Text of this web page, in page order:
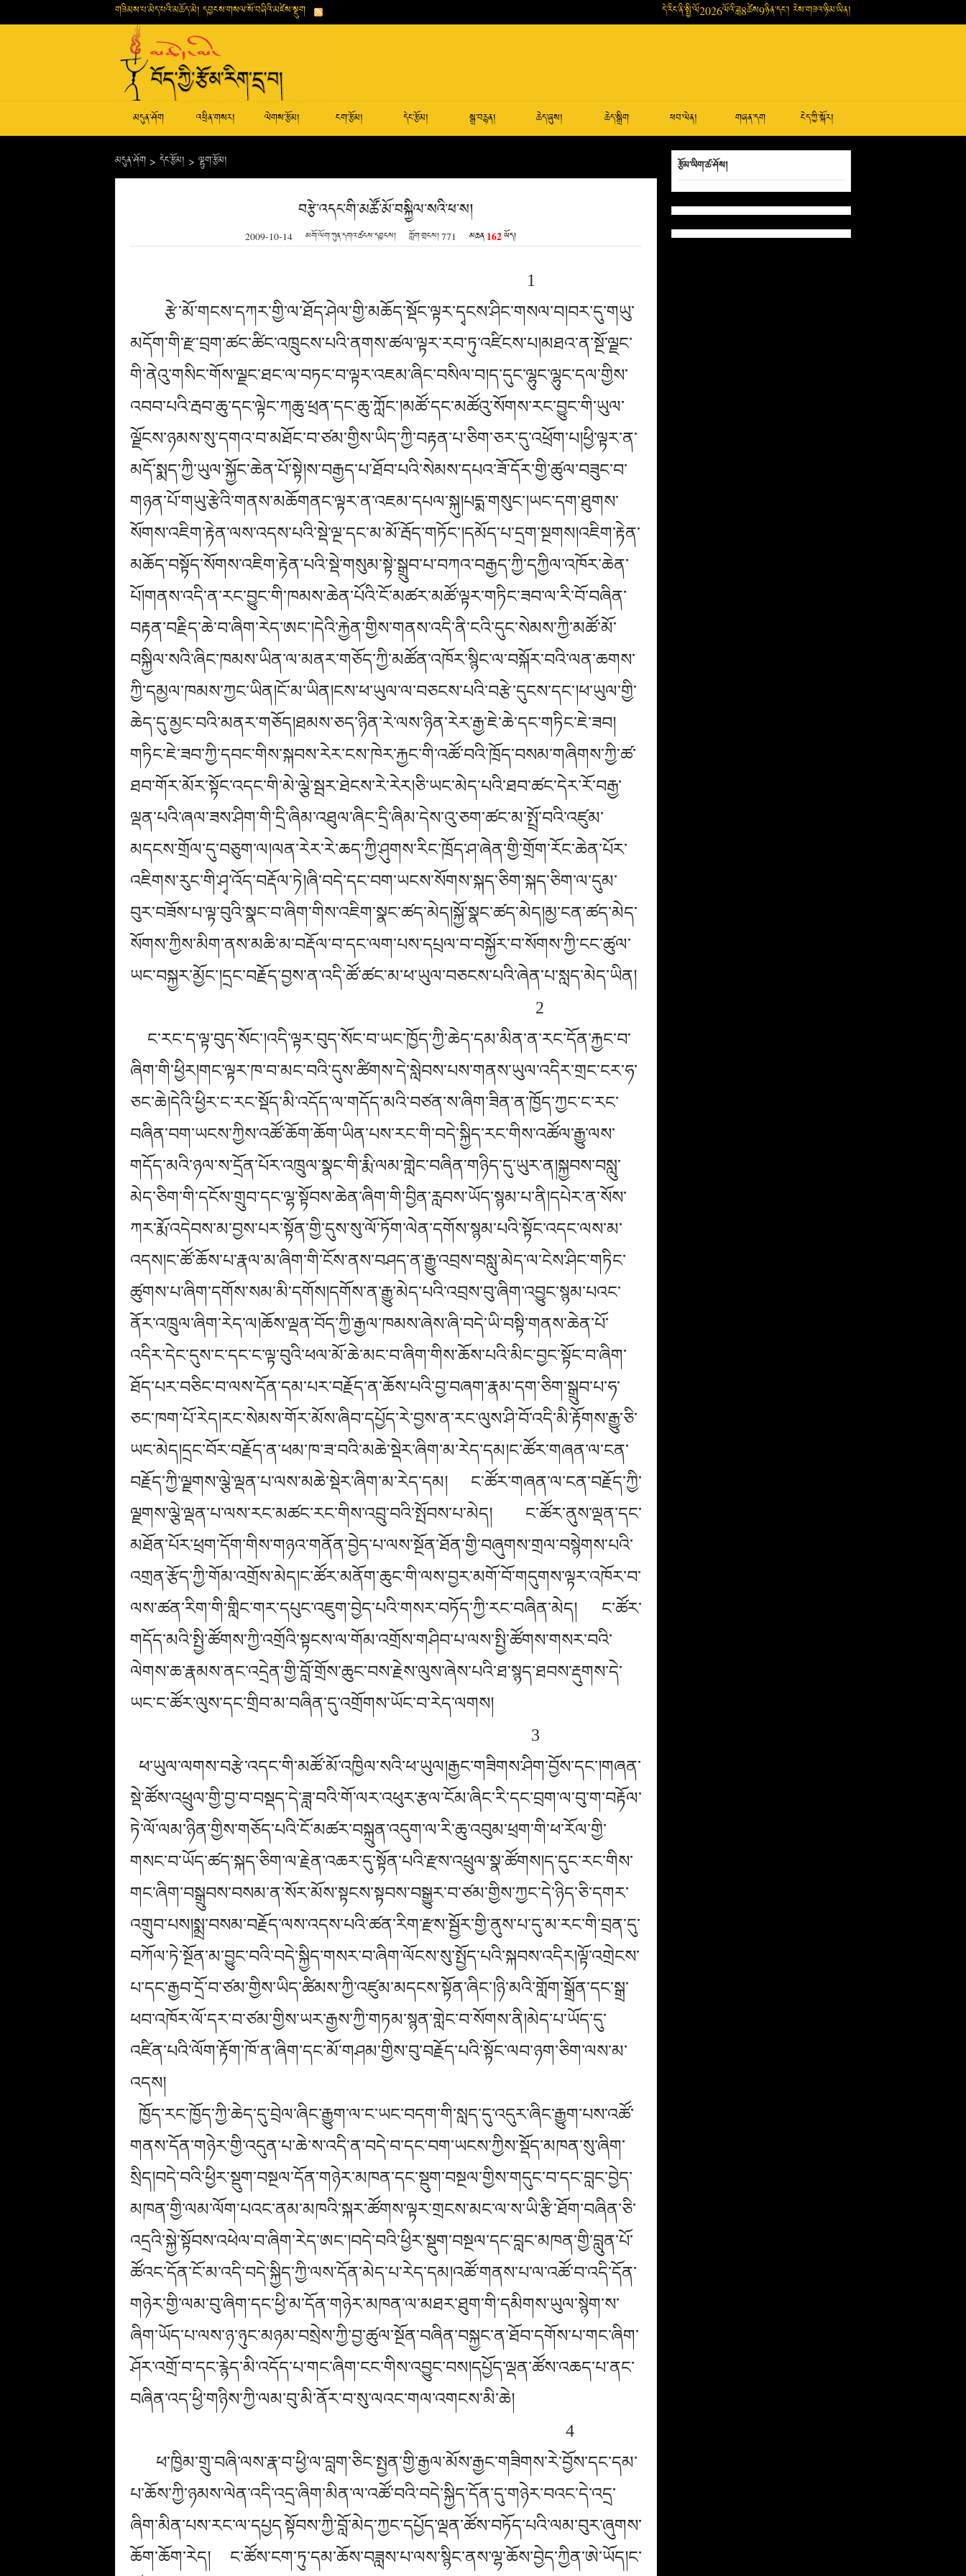
གཟིམས་པ་མེད་པའི་མཆོད་མེ། དབྱངས་གསལ་སོ་བཞིའི་མཛེས་སྡུག དེ་རིང་ནི་སྤྱི་ལོ2026ལོའི་ཟླ8ཚེས9ཉིན་དང་། རེས་གཟའ་ཉི་མ་ཡིན།
མདུན་ཤོག འཕྲིན་གསར། ལེགས་རྩོམ། ངག་རྩོམ། དེང་རྩོམ། སྒྲ་བརྙན། ཆེད་ཞུས། ཆེད་སྒྲིག ཕབ་ལེན། གཞན་དག ངེད་ཀྱི་སྐོར།
མདུན་ཤོག > དེང་རྩོམ། > ལྷུག་རྩོམ།
བརྩེ་འདང་གི་མཚོ་མོ་བསྐྱིལ་སའི་ཕ་ས།
2009-10-14 མགོ་ལོག་ཀུན་དགའ་ཚངས་དབྱངས། ཀློག་གྲངས།771 མཆན 162ཡོད།
1
རྩེ་མོ་གངས་དཀར་གྱི་ལ་ཐོད་ཤེལ་གྱི་མཆོད་སྡོང་ལྟར་དྭངས་ཤིང་གསལ་བ།བར་དུ་གཡུ་
མདོག་གི་རྫ་བྲག་ཚང་ཚིང་འཁྲུངས་པའི་ནགས་ཚལ་ལྟར་རབ་ཏུ་འཛིངས་པ།མཐའ་ན་སྔོ་ལྗང་
གི་ནེའུ་གསིང་གོས་ལྗང་ཐང་ལ་བཏང་བ་ལྟར་འཇམ་ཞིང་བསིལ་བ།ད་དུང་ལྷུང་ལྷུང་དལ་གྱིས་
འབབ་པའི་རྦབ་ཆུ་དང་ལྟེང་ཀཆུ་ཕྲན་དང་ཆུ་ཀློང་།མཚོ་དང་མཚོའུ་སོགས་རང་བྱུང་གི་ཡུལ་
ལྗོངས་ཉམས་སུ་དགའ་བ་མཐོང་བ་ཙམ་གྱིས་ཡིད་ཀྱི་བརྟན་པ་ཅིག་ཅར་དུ་འཕྲོག་པ།ཕྱི་ལྟར་ན་
མདོ་སྨད་ཀྱི་ཡུལ་སྐྱོང་ཆེན་པོ་སྟེ།ས་བརྒྱད་པ་ཐོབ་པའི་སེམས་དཔའ་ཟོ་དོར་གྱི་ཚུལ་བཟུང་བ་
གཉན་པོ་གཡུ་རྩེའི་གནས་མཆོགནང་ལྟར་ན་འཇམ་དཔལ་སྐུ།པདྨ་གསུང་།ཡང་དག་ཐུགས་
སོགས་འཇིག་རྟེན་ལས་འདས་པའི་སྡེ་ལྔ་དང་མ་མོ་རྦོད་གཏོང་།དམོད་པ་དྲག་སྔགས།འཇིག་རྟེན་
མཆོད་བསྟོད་སོགས་འཇིག་རྟེན་པའི་སྡེ་གསུམ་སྟེ་སྒྲུབ་པ་བཀའ་བརྒྱད་ཀྱི་དཀྱིལ་འཁོར་ཆེན་
པོ།གནས་འདི་ན་རང་བྱུང་གི་ཁམས་ཆེན་པོའི་ངོ་མཚར་མཚོ་ལྟར་གཏིང་ཟབ་ལ་རི་བོ་བཞིན་
བརྟན་བརྗིད་ཆེ་བ་ཞིག་རེད་ཨང་།དེའི་རྐྱེན་གྱིས་གནས་འདི་ནི་ངའི་དུང་སེམས་ཀྱི་མཚོ་མོ་
བསྐྱིལ་སའི་ཞིང་ཁམས་ཡིན་ལ་མནར་གཅོད་ཀྱི་མཚོན་འཁོར་སྙིང་ལ་བསྐོར་བའི་ལན་ཆགས་
ཀྱི་དམྱལ་ཁམས་ཀྱང་ཡིན།ངོ་མ་ཡིན།ངས་ཕ་ཡུལ་ལ་བཅངས་པའི་བརྩེ་དུངས་དང་།ཕ་ཡུལ་གྱི་
ཆེད་དུ་མྱང་བའི་མནར་གཅོད།ཐམས་ཅད་ཉིན་རེ་ལས་ཉིན་རེར་རྒྱ་ཇེ་ཆེ་དང་གཏིང་ཇེ་ཟབ།
གཏིང་ཇེ་ཟབ་ཀྱི་དབང་གིས་སྐབས་རེར་ངས་ཁེར་རྐྱང་གི་འཚོ་བའི་ཁྲོད་བསམ་གཞིགས་ཀྱི་ཚ་
ཐབ་གོར་མོར་སྟོང་འདང་གི་མེ་ལྕེ་སྦར་ཐེངས་རེ་རེར།ཅི་ཡང་མེད་པའི་ཐབ་ཚང་དེར་རོ་བརྒྱ་
ལྡན་པའི་ཞལ་ཟས་ཤིག་གི་དྲི་ཞིམ་འཐུལ་ཞིང་དྲི་ཞིམ་དེས་འུ་ཅག་ཚང་མ་སྤྲོ་བའི་འཛུམ་
མདངས་གྲོལ་དུ་བཅུག་ལ།ལན་རེར་རེ་ཆད་ཀྱི་ཤུགས་རིང་ཁྲོད་ཤ་ཞེན་གྱི་གྲོག་རོང་ཆེན་པོར་
འཇིགས་རུང་གི་ཤྭ་འོད་བརྡོལ་ཏེ།ཞི་བདེ་དང་བག་ཡངས་སོགས་སྐད་ཅིག་སྐད་ཅིག་ལ་དུམ་
བུར་བཟོས་པ་ལྟ་བུའི་སྣང་བ་ཞིག་གིས་འཇིག་སྣང་ཚད་མེད།སྐྱོ་སྣང་ཚད་མེད།མྱ་ངན་ཚད་མེད་
སོགས་ཀྱིས་མིག་ནས་མཆི་མ་བརྡོལ་བ་དང་ལག་པས་དཔྲལ་བ་བསྐྱོར་བ་སོགས་ཀྱི་ངང་ཚུལ་
ཡང་བསྐྱར་མྱོང་།དྲང་བརྗོད་བྱས་ན་འདི་ཚོ་ཚང་མ་ཕ་ཡུལ་བཅངས་པའི་ཞེན་པ་སླད་མེད་ཡིན།
2
ང་རང་ད་ལྟ་བུད་སོང་།འདི་ལྟར་བུད་སོང་བ་ཡང་ཁྱོད་ཀྱི་ཆེད་དམ་མིན་ན་རང་དོན་རྐྱང་བ་
ཞིག་གི་ཕྱིར།གང་ལྟར་ཁ་བ་མང་བའི་དུས་ཚིགས་དེ་སླེབས་པས་གནས་ཡུལ་འདིར་གྲང་ངར་ཧ་
ཅང་ཆེ།དེའི་ཕྱིར་ང་རང་སྡོད་མི་འདོད་ལ་གདོད་མའི་བཙན་ས་ཞིག་ཟིན་ན་ཁྱོད་ཀྱང་ང་རང་
བཞིན་བག་ཡངས་ཀྱིས་འཚོ་ཆོག་ཆོག་ཡིན་པས་རང་གི་བདེ་སྐྱིད་རང་གིས་འཚོལ་རྒྱུ་ལས་
གདོད་མའི་ཉལ་ས་དྲོན་པོར་འཁྲུལ་སྣང་གི་རྨི་ལམ་གླེང་བཞིན་གཉིད་དུ་ཡུར་ན།སྐྱབས་བསླུ་
མེད་ཅིག་གི་དངོས་གྲུབ་དང་ལྷ་སྟོབས་ཆེན་ཞིག་གི་བྱིན་རླབས་ཡོད་སྙམ་པ་ནི།དཔེར་ན་སོས་
ཀར་རྨོ་འདེབས་མ་བྱས་པར་སྟོན་གྱི་དུས་སུ་ལོ་ཏོག་ལེན་དགོས་སྙམ་པའི་སྟོང་འདང་ལས་མ་
འདས།ང་ཚོ་ཆོས་པ་རྣལ་མ་ཞིག་གི་ངོས་ནས་བཤད་ན་རྒྱུ་འབྲས་བསླུ་མེད་ལ་ངེས་ཤིང་གཏིང་
ཚུགས་པ་ཞིག་དགོས་སམ་མི་དགོས།དགོས་ན་རྒྱུ་མེད་པའི་འབྲས་བུ་ཞིག་འབྱུང་སྙམ་པའང་
ནོར་འཁྲུལ་ཞིག་རེད་ལ།ཆོས་ལྡན་བོད་ཀྱི་རྒྱལ་ཁམས་ཞེས་ཞི་བདེ་ཡི་བསྟི་གནས་ཆེན་པོ་
འདིར་དེང་དུས་ང་དང་ང་ལྟ་བུའི་ཕལ་མོ་ཆེ་མང་བ་ཞིག་གིས་ཆོས་པའི་མིང་བྱང་སྟོང་བ་ཞིག་
ཐོད་པར་བཅིང་བ་ལས་དོན་དམ་པར་བརྗོད་ན་ཆོས་པའི་བྱ་བཞག་རྣམ་དག་ཅིག་སྒྲུབ་པ་ཧ་
ཅང་ཁག་པོ་རེད།རང་སེམས་གོར་མོས་ཞིབ་དཔྱོད་རེ་བྱས་ན་རང་ལུས་ཤི་བོ་འདི་མི་རྟོགས་རྒྱུ་ཅི་
ཡང་མེད།དྲང་བོར་བརྗོད་ན་ཕམ་ཁ་ཟ་བའི་མཆེ་སྡེར་ཞིག་མ་རེད་དམ།ང་ཚོར་གཞན་ལ་ངན་
བརྗོད་ཀྱི་ལྗགས་ལྕེ་ལྡན་པ་ལས་མཆེ་སྡེར་ཞིག་མ་རེད་དམ། ང་ཚོར་གཞན་ལ་ངན་བརྗོད་ཀྱི་
ལྗགས་ལྕེ་ལྡན་པ་ལས་རང་མཚང་རང་གིས་འབྲུ་བའི་སྤོབས་པ་མེད། ང་ཚོར་ནུས་ལྡན་དང་
མཐོན་པོར་ཕྲག་དོག་གིས་གཉའ་གནོན་བྱེད་པ་ལས་སྔོན་ཐོན་གྱི་བཞུགས་གྲལ་བསྙེགས་པའི་
འགྲན་རྩོད་ཀྱི་གོམ་འགྲོས་མེད།ང་ཚོར་མནོག་ཆུང་གི་ལས་བྱར་མགོ་བོ་གདུགས་ལྟར་འཁོར་བ་
ལས་ཚན་རིག་གི་གླིང་གར་དཔུང་འཇུག་བྱེད་པའི་གསར་བཏོད་ཀྱི་རང་བཞིན་མེད། ང་ཚོར་
གདོད་མའི་སྤྱི་ཚོགས་ཀྱི་འགྲོའི་སྟངས་ལ་གོམ་འགྲོས་གཤིབ་པ་ལས་སྤྱི་ཚོགས་གསར་བའི་
ལེགས་ཆ་རྣམས་ནང་འདྲེན་གྱི་བློ་གྲོས་ཆུང་བས་རྗེས་ལུས་ཞེས་པའི་ཐ་སྙད་ཐབས་རྡུགས་དེ་
ཡང་ང་ཚོར་ལུས་དང་གྲིབ་མ་བཞིན་དུ་འགྲོགས་ཡོང་བ་རེད་ལགས།
3
ཕ་ཡུལ་ལགས་བརྩེ་འདང་གི་མཚོ་མོ་འཁྱིལ་སའི་ཕ་ཡུལ།རྒྱང་གཟིགས་ཤིག་བྱོས་དང་།གཞན་
སྡེ་ཚོས་འཕྲུལ་གྱི་བྱ་བ་བསྡད་དེ་ཟླ་བའི་གོ་ལར་འཕུར་རྩལ་ངོམ་ཞིང་རི་དང་བྲག་ལ་བུ་ག་བརྟོལ་
ཏེ་ལོ་ལམ་ཉིན་གྱིས་གཅོད་པའི་ངོ་མཚར་བསྐྲུན་འདུག་ལ་རི་ཆུ་འབུམ་ཕྲག་གི་ཕ་རོལ་གྱི་
གསང་བ་ཡོད་ཚད་སྐད་ཅིག་ལ་རྗེན་འཆར་དུ་སྟོན་པའི་རྫས་འཕྲུལ་སྣ་ཚོགས།ད་དུང་རང་གིས་
གང་ཞིག་བསྒྲུབས་བསམ་ན་སོར་མོས་སྟངས་སྟབས་བསྒྱུར་བ་ཙམ་གྱིས་ཀྱང་དེ་ཉིད་ཅི་དགར་
འགྲུབ་པས།སྨྲ་བསམ་བརྗོད་ལས་འདས་པའི་ཚན་རིག་རྫས་སྦྱོར་གྱི་ནུས་པ་དུ་མ་རང་གི་བྲན་དུ་
བཀོལ་ཏེ་སྔོན་མ་བྱུང་བའི་བདེ་སྐྱིད་གསར་བ་ཞིག་ལོངས་སུ་སྤྱོད་པའི་སྐབས་འདིར།ལྟོ་འགྲེངས་
པ་དང་རྒྱབ་དྲོ་བ་ཙམ་གྱིས་ཡིད་ཚིམས་ཀྱི་འཛུམ་མདངས་སྟོན་ཞིང་།ཉི་མའི་གློག་སྒྲོན་དང་སྒྲ་
ཕབ་འཁོར་ལོ་དར་བ་ཙམ་གྱིས་ཡར་རྒྱས་ཀྱི་གཏམ་སྙན་གླེང་བ་སོགས་ནི།མེད་པ་ཡོད་དུ་
འཛིན་པའི་ལོག་རྟོག་ཁོ་ན་ཞིག་དང་མོ་གཤམ་གྱིས་བུ་བརྗོད་པའི་སྟོང་ལབ་ཉག་ཅིག་ལས་མ་
འདས།
ཁྱོད་རང་ཁྱོད་ཀྱི་ཆེད་དུ་བྲེལ་ཞིང་རྒྱུག་ལ་ང་ཡང་བདག་གི་སླད་དུ་འདུར་ཞིང་རྒྱུག་པས་འཚོ་
གནས་དོན་གཉེར་གྱི་འདུན་པ་ཆེ་ས་འདི་ན་བདེ་བ་དང་བག་ཡངས་ཀྱིས་སྡོད་མཁན་སུ་ཞིག་
སྲིད།བདེ་བའི་ཕྱིར་སྡུག་བསྔལ་དོན་གཉེར་མཁན་དང་སྡུག་བསྔལ་གྱིས་གདུང་བ་དང་བླང་བྱེད་
མཁན་གྱི་ལམ་ལོག་པའང་ནམ་མཁའི་སྐར་ཚོགས་ལྟར་གྲངས་མང་ལ་ས་ཡི་རྩི་ཐོག་བཞིན་ཅི་
འདྲའི་སྐྱེ་སྟོབས་འཕེལ་བ་ཞིག་རེད་ཨང་།བདེ་བའི་ཕྱིར་སྡུག་བསྔལ་དང་བླང་མཁན་གྱི་བླུན་པོ་
ཚོའང་དོན་ངོ་མ་འདི་བདེ་སྐྱིད་ཀྱི་ལས་དོན་མེད་པ་རེད་དམ།འཚོ་གནས་པ་ལ་འཚོ་བ་འདི་དོན་
གཉེར་གྱི་ལམ་བུ་ཞིག་དང་ཕྱི་མ་དོན་གཉེར་མཁན་ལ་མཐར་ཐུག་གི་དམིགས་ཡུལ་སྙེག་ས་
ཞིག་ཡོད་པ་ལས་ཉ་ཉུང་མཉམ་བསྲེས་ཀྱི་བྱ་ཚུལ་སྔོན་བཞིན་བསྐྱང་ན་ཐོབ་དགོས་པ་གང་ཞིག་
ཤོར་འགྲོ་བ་དང་རྙེད་མི་འདོད་པ་གང་ཞིག་ངང་གིས་འབྱུང་བས།དཔྱོད་ལྡན་ཚོས་འཆད་པ་ནང་
བཞིན་འད་ཕྱི་གཉིས་ཀྱི་ལམ་བུ་མི་ནོར་བ་སུ་ལའང་གལ་འགངས་མི་ཆེ།
4
ཕ་ཁྱིམ་གྲུ་བཞི་ལས་རྣ་བ་ཕྱི་ལ་བླག་ཅིང་སྤྱན་གྱི་རྒྱལ་མོས་རྒྱང་གཟིགས་རེ་བྱོས་དང་དམ་
པ་ཆོས་ཀྱི་ཉམས་ལེན་འདི་འདྲ་ཞིག་མིན་ལ་འཚོ་བའི་བདེ་སྐྱིད་དོན་དུ་གཉེར་བའང་དེ་འདྲ་
ཞིག་མིན་པས་རང་ལ་དཔྱད སྟོབས་ཀྱི་བློ་མེད་ཀྱང་དཔྱོད་ལྡན་ཚོས་བཏོད་པའི་ལམ་བུར་ཞུགས་
ཆོག་ཆོག་རེད། ང་ཚོས་ངག་ཏུ་དམ་ཆོས་བཟླས་པ་ལས་སྙིང་ནས་ལྷ་ཆོས་བྱེད་ཀྱིན་ཨེ་ཡོད།ང་
རྩོམ་ཡིག་ཚ་ཤོས།